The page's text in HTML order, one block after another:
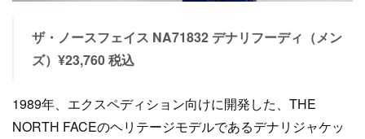
ザ・ノースフェイス NA71832 デナリフーディ（メン
ズ）¥23,760 税込
1989年、エクスペディション向けに開発した、THE
NORTH FACEのヘリテージモデルであるデナリジャケッ